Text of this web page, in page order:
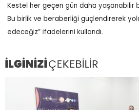
Kestel her geçen gün daha yaşanabilir
Bu birlik ve beraberliği güçlendirerek
edeceğiz” ifadelerini kullandı.
İLGİNİZİÇEKEBİLİR